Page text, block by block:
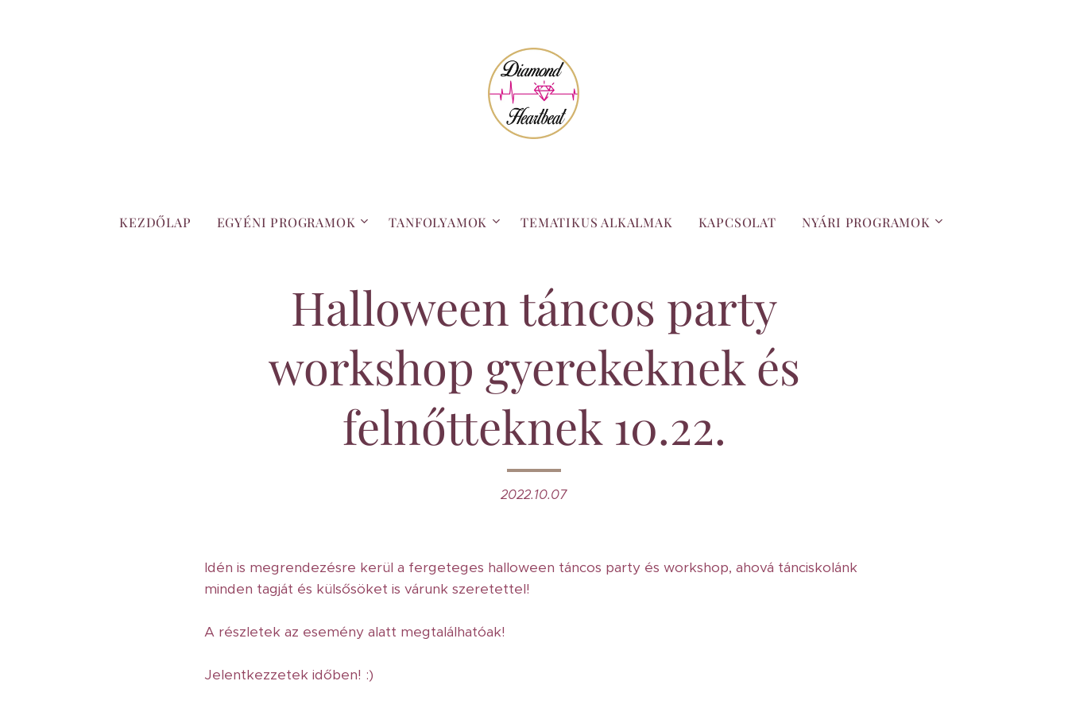
KEZDŐLAP EGYÉNI PROGRAMOK TANFOLYAMOK TEMATIKUS ALKALMAK KAPCSOLAT NYÁRI PROGRAMOK
Halloween táncos party
workshop gyerekeknek és
felnőtteknek 10.22.
2022.10.07
Idén is megrendezésre kerül a fergeteges halloween táncos party és workshop, ahová tánciskolánk
minden tagját és külsősöket is várunk szeretettel!
A részletek az esemény alatt megtalálhatóak!
Jelentkezzetek időben! :)